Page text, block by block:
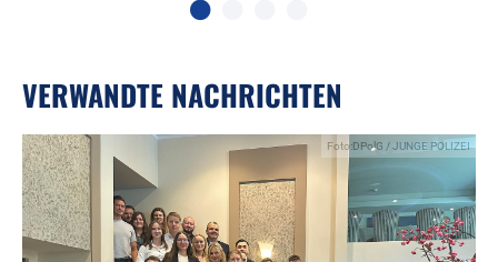
VERWANDTE NACHRICHTEN
Foto:DPolG / JUNGE POLIZEI